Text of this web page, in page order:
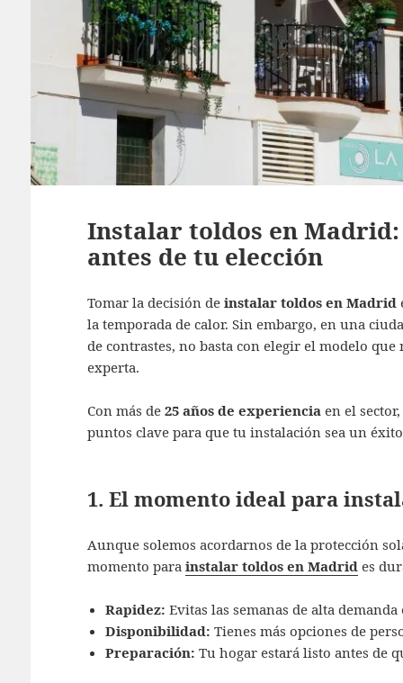
Instalar toldos en Madrid:
antes de tu elección
Tomar la decisión de instalar toldos en Madrid
la temporada de calor. Sin embargo, en una
de contrastes, no basta con elegir el modelo
experta.
Con más de 25 años de experienciaen el
puntos clave para que tu instalación sea un
1. El momento ideal para
Aunque solemos acordarnos de la protección
momento para instalar toldos en Madrides
Rapidez: Evitas las semanas de alta
Disponibilidad: Tienes más opciones de
Preparación: Tu hogar estará listo antes de